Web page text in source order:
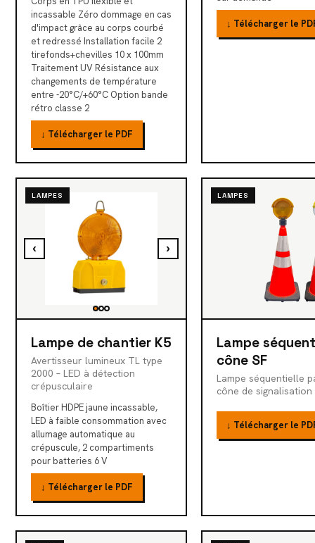
incassable Zéro dommage en cas
d'impact grâce au corps courbé
et redressé Installation facile 2
tirefonds+chevilles 10 x 100mm
Traitement UV Résistance aux
changements de température
entre -20°C/+60°C Option bande
rétro classe 2
↓ Télécharger le PDF
↓ Télécharger le
LAMPES
‹ ›
Lampe de chantier K5
Avertisseur lumineux TL type
2000 – LED à détection
crépusculaire
Boîtier HDPE jaune incassable,
LED à faible consommation avec
allumage automatique au
crépuscule, 2 compartiments
pour batteries 6 V
↓ Télécharger le PDF
LAMPES
Lampe
cône SF
Lampe séquentielle
cône de signalisation
↓ Télécharger le